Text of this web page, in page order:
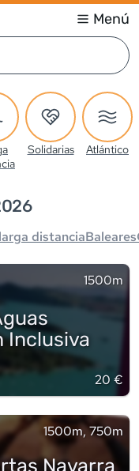
Menú
Solidarias Atlántico
larga distanciaBaleares
1500m
Inclusiva
20 €
1500m, 750m
Navarra